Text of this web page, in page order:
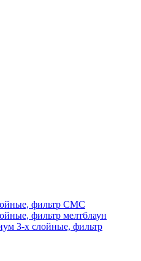
фильтр СМС
фильтр мелтблаун
3-х слойные, фильтр